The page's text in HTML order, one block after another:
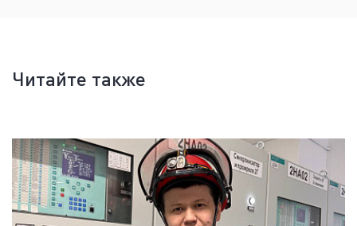
Читайте также